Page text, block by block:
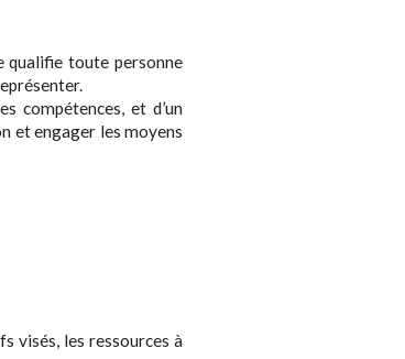
qualifie toute personne
compétences, et d’un
et engager les moyens
visés, les ressources à